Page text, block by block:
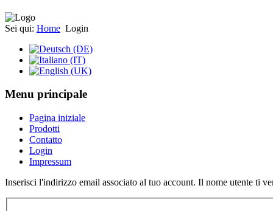
Sei qui: Home Login
Menu principale
Pagina iniziale
Prodotti
Contatto
Login
Impressum
Inserisci l'indirizzo email associato al tuo account. Il nome utente ti